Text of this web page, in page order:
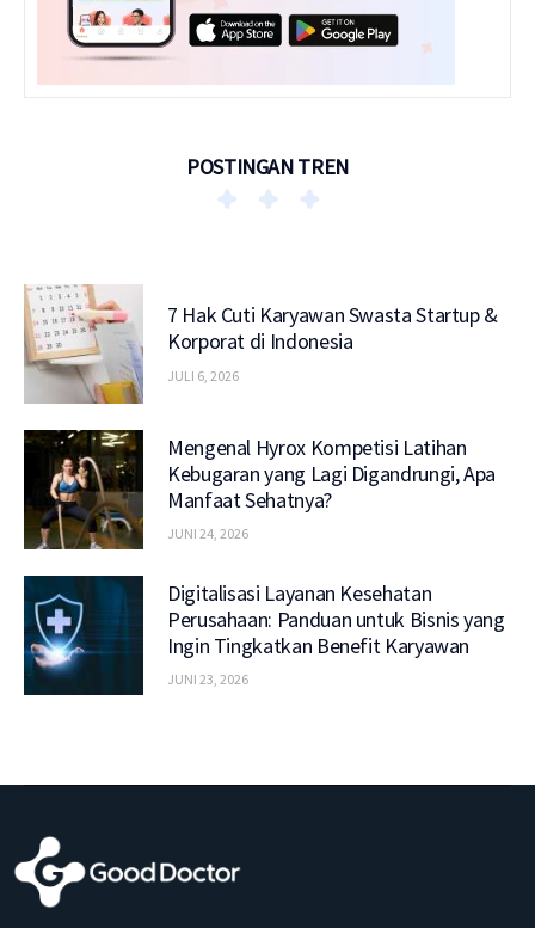
POSTINGAN TREN
7 Hak Cuti Karyawan Swasta Startup &
Korporat di Indonesia
JULI 6, 2026
Mengenal Hyrox Kompetisi Latihan
Kebugaran yang Lagi Digandrungi, Apa
Manfaat Sehatnya?
JUNI 24, 2026
Digitalisasi Layanan Kesehatan
Perusahaan: Panduan untuk Bisnis yang
Ingin Tingkatkan Benefit Karyawan
JUNI 23, 2026